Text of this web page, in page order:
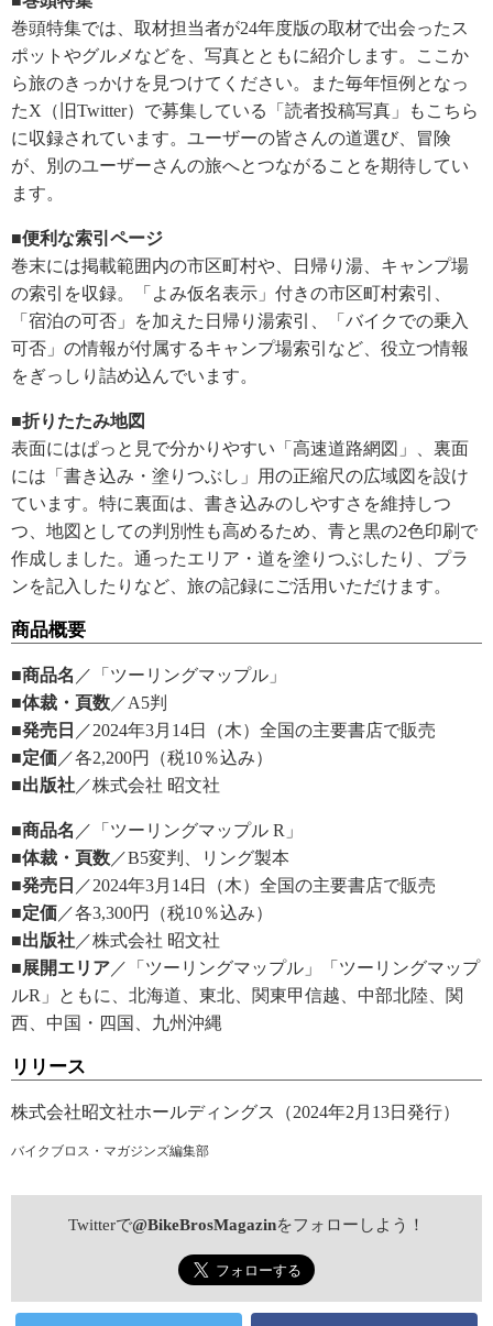
巻頭特集では、取材担当者が24年度版の取材で出会ったス
ポットやグルメなどを、写真とともに紹介します。ここか
ら旅のきっかけを見つけてください。また毎年恒例となっ
たX（旧Twitter）で募集している「読者投稿写真」もこちら
に収録されています。ユーザーの皆さんの道選び、冒険
が、別のユーザーさんの旅へとつながることを期待してい
ます。
■便利な索引ページ
巻末には掲載範囲内の市区町村や、日帰り湯、キャンプ場
の索引を収録。「よみ仮名表示」付きの市区町村索引、
「宿泊の可否」を加えた日帰り湯索引、「バイクでの乗入
可否」の情報が付属するキャンプ場索引など、役立つ情報
をぎっしり詰め込んでいます。
■折りたたみ地図
表面にはぱっと見で分かりやすい「高速道路網図」、裏面
には「書き込み・塗りつぶし」用の正縮尺の広域図を設け
ています。特に裏面は、書き込みのしやすさを維持しつ
つ、地図としての判別性も高めるため、青と黒の2色印刷で
作成しました。通ったエリア・道を塗りつぶしたり、プラ
ンを記入したりなど、旅の記録にご活用いただけます。
商品概要
■商品名 ／「ツーリングマップル」
■体裁・頁数 ／A5判
■発売日 ／2024年3月14日（木）全国の主要書店で販売
■定価 ／各2,200円（税10％込み）
■出版社 ／株式会社 昭文社
■商品名 ／「ツーリングマップル R」
■体裁・頁数 ／B5変判、リング製本
■発売日 ／2024年3月14日（木）全国の主要書店で販売
■定価 ／各3,300円（税10％込み）
■出版社 ／株式会社 昭文社
■展開エリア ／「ツーリングマップル」「ツーリングマップ
ルR」ともに、北海道、東北、関東甲信越、中部北陸、関
西、中国・四国、九州沖縄
リリース
株式会社昭文社ホールディングス（2024年2月13日発行）
バイクブロス・マガジンズ編集部
Twitterで@BikeBrosMagazinをフォローしよう！